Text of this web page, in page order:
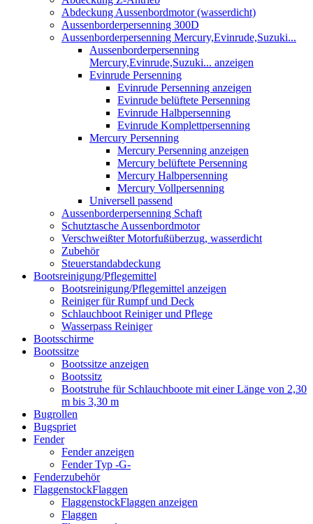
Abdeckung Aussenbordmotor (wasserdicht)
Aussenborderpersenning 300D
Aussenborderpersenning Mercury,Evinrude,Suzuki...
Aussenborderpersenning
Mercury,Evinrude,Suzuki... anzeigen
Evinrude Persenning
Evinrude Persenning anzeigen
Evinrude belüftete Persenning
Evinrude Halbpersenning
Evinrude Komplettpersenning
Mercury Persenning
Mercury Persenning anzeigen
Mercury belüftete Persenning
Mercury Halbpersenning
Mercury Vollpersenning
Universell passend
Aussenborderpersenning Schaft
Schutztasche Aussenbordmotor
Verschweißter Motorfußüberzug, wasserdicht
Zubehör
Steuerstandabdeckung
Bootsreinigung/Pflegemittel
Bootsreinigung/Pflegemittel anzeigen
Reiniger für Rumpf und Deck
Schlauchboot Reiniger und Pflege
Wasserpass Reiniger
Bootsschirme
Bootssitze
Bootssitze anzeigen
Bootssitz
Bootstruhe für Schlauchboote mit einer Länge von 2,30
m bis 3,30 m
Bugrollen
Bugspriet
Fender
Fender anzeigen
Fender Typ -G-
Fenderzubehör
FlaggenstockFlaggen
FlaggenstockFlaggen anzeigen
Flaggen